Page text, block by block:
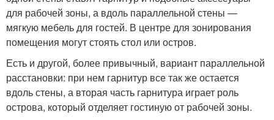
для рабочей зоны, а вдоль параллельной стены —
мягкую мебель для гостей. В центре для зонирования
помещения могут стоять стол или остров.
Есть и другой, более привычный, вариант параллельной
расстановки: при нем гарнитур все так же остается
вдоль стены, а вторая часть гарнитура играет роль
острова, который отделяет гостиную от рабочей зоны.